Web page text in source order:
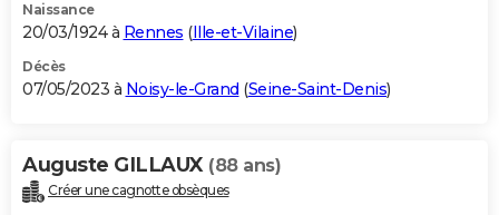
Naissance
20/03/1924 à Rennes (Ille-et-Vilaine)
Décès
07/05/2023 à Noisy-le-Grand (Seine-Saint-Denis)
Auguste GILLAUX (88 ans)
Créer une cagnotte obsèques